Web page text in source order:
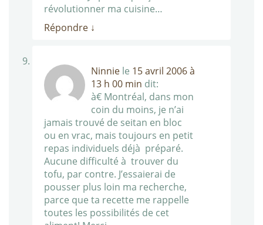
révolutionner ma cuisine…
Répondre ↓
Ninnie le 15 avril 2006 à
13 h 00 min dit:
à€ Montréal, dans mon
coin du moins, je n’ai
jamais trouvé de seitan en bloc
ou en vrac, mais toujours en petit
repas individuels déjà préparé.
Aucune difficulté à trouver du
tofu, par contre. J’essaierai de
pousser plus loin ma recherche,
parce que ta recette me rappelle
toutes les possibilités de cet